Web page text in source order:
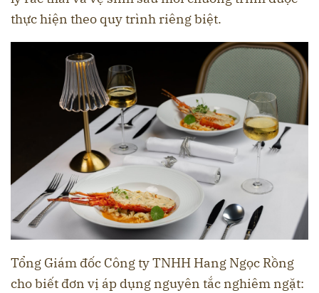
thực hiện theo quy trình riêng biệt.
Tổng Giám đốc Công ty TNHH Hang Ngọc Rồng
cho biết đơn vị áp dụng nguyên tắc nghiêm ngặt: